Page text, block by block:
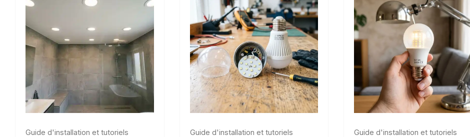
Guide d'installation et tutoriels Guide d'installation et tutoriels Guide d'installation et tutoriels